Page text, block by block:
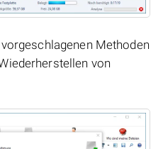
Methoden
von